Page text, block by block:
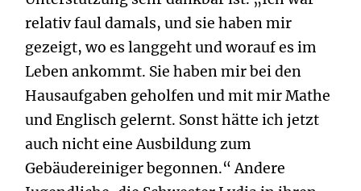
relativ faul damals, und sie haben mir
gezeigt, wo es langgeht und worauf es im
Leben ankommt. Sie haben mir bei den
Hausaufgaben geholfen und mit mir Mathe
und Englisch gelernt. Sonst hätte ich jetzt
auch nicht eine Ausbildung zum
Gebäudereiniger begonnen.“ Andere